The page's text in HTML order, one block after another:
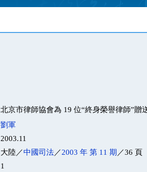
北京市律師協會為 19 位“終身榮譽律師”贈
劉軍
2003.11
大陸／中國司法／2003 年 第 11 期 ／36 頁
1